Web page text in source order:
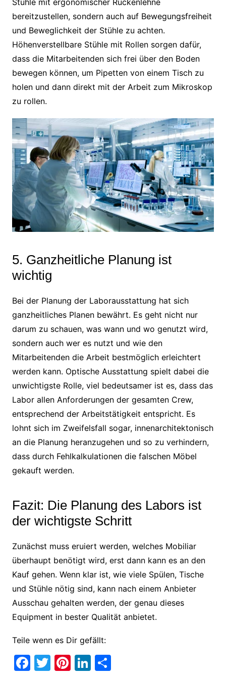
Stühle mit ergonomischer Rückenlehne
bereitzustellen, sondern auch auf Bewegungsfreiheit
und Beweglichkeit der Stühle zu achten.
Höhenverstellbare Stühle mit Rollen sorgen dafür,
dass die Mitarbeitenden sich frei über den Boden
bewegen können, um Pipetten von einem Tisch zu
holen und dann direkt mit der Arbeit zum Mikroskop
zu rollen.
5. Ganzheitliche Planung ist
wichtig
Bei der Planung der Laborausstattung hat sich
ganzheitliches Planen bewährt. Es geht nicht nur
darum zu schauen, was wann und wo genutzt wird,
sondern auch wer es nutzt und wie den
Mitarbeitenden die Arbeit bestmöglich erleichtert
werden kann. Optische Ausstattung spielt dabei die
unwichtigste Rolle, viel bedeutsamer ist es, dass das
Labor allen Anforderungen der gesamten Crew,
entsprechend der Arbeitstätigkeit entspricht. Es
lohnt sich im Zweifelsfall sogar, innenarchitektonisch
an die Planung heranzugehen und so zu verhindern,
dass durch Fehlkalkulationen die falschen Möbel
gekauft werden.
Fazit: Die Planung des Labors ist
der wichtigste Schritt
Zunächst muss eruiert werden, welches Mobiliar
überhaupt benötigt wird, erst dann kann es an den
Kauf gehen. Wenn klar ist, wie viele Spülen, Tische
und Stühle nötig sind, kann nach einem Anbieter
Ausschau gehalten werden, der genau dieses
Equipment in bester Qualität anbietet.
Teile wenn es Dir gefällt:
F T Pi Li T